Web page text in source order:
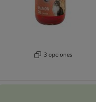
3 opciones